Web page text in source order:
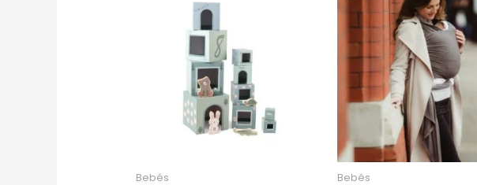
Bebés Bebés